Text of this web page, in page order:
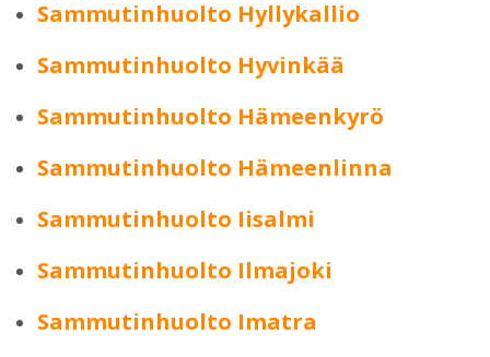
Sammutinhuolto Hyllykallio
Sammutinhuolto Hyvinkää
Sammutinhuolto Hämeenkyrö
Sammutinhuolto Hämeenlinna
Sammutinhuolto Iisalmi
Sammutinhuolto Ilmajoki
Sammutinhuolto Imatra